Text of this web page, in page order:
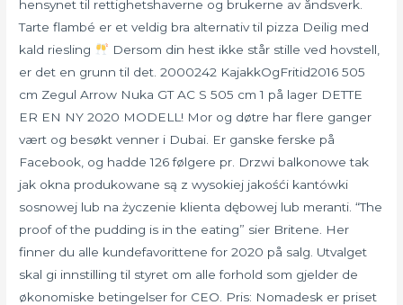
hensynet til rettighetshaverne og brukerne av åndsverk.
Tarte flambé er et veldig bra alternativ til pizza Deilig med
kald riesling
Dersom din hest ikke står stille ved hovstell,
er det en grunn til det. 2000242 KajakkOgFritid2016 505
cm Zegul Arrow Nuka GT AC S 505 cm 1 på lager DETTE
ER EN NY 2020 MODELL! Mor og døtre har flere ganger
vært og besøkt venner i Dubai. Er ganske ferske på
Facebook, og hadde 126 følgere pr. Drzwi balkonowe tak
jak okna produkowane są z wysokiej jakośći kantówki
sosnowej lub na życzenie klienta dębowej lub meranti. “The
proof of the pudding is in the eating” sier Britene. Her
finner du alle kundefavorittene for 2020 på salg. Utvalget
skal gi innstilling til styret om alle forhold som gjelder de
økonomiske betingelser for CEO. Pris: Nomadesk er priset